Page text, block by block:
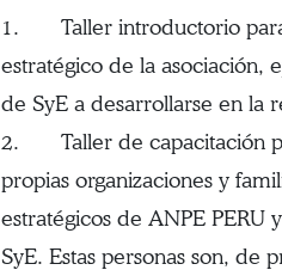
1. Taller introductorio para
estratégico de la asociación,
de SyE a desarrollarse en la
2. Taller de capacitación
propias organizaciones y
estratégicos de ANPE PERU
SyE. Estas personas son,